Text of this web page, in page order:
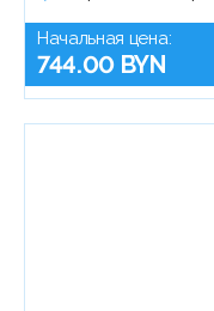
Начальная цена:
744.00 BYN